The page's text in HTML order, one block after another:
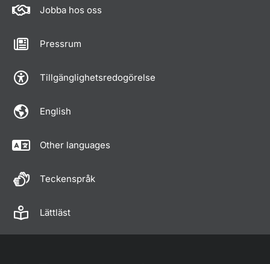
Jobba hos oss
Pressrum
Tillgänglighetsredogörelse
English
Other languages
Teckenspråk
Lättläst